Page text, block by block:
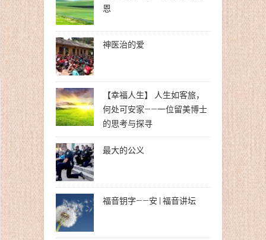
恩
神医治的爱
【幸福人生】 人生如客旅，
何处可安家——一位留美博士
的思考与探寻
最大的公义
福音钥字——安 | 福音讲坛